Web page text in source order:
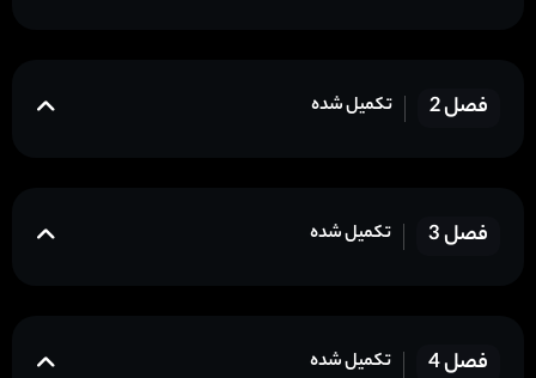
فصل 2 تکمیل شده
فصل 3 تکمیل شده
فصل 4 تکمیل شده